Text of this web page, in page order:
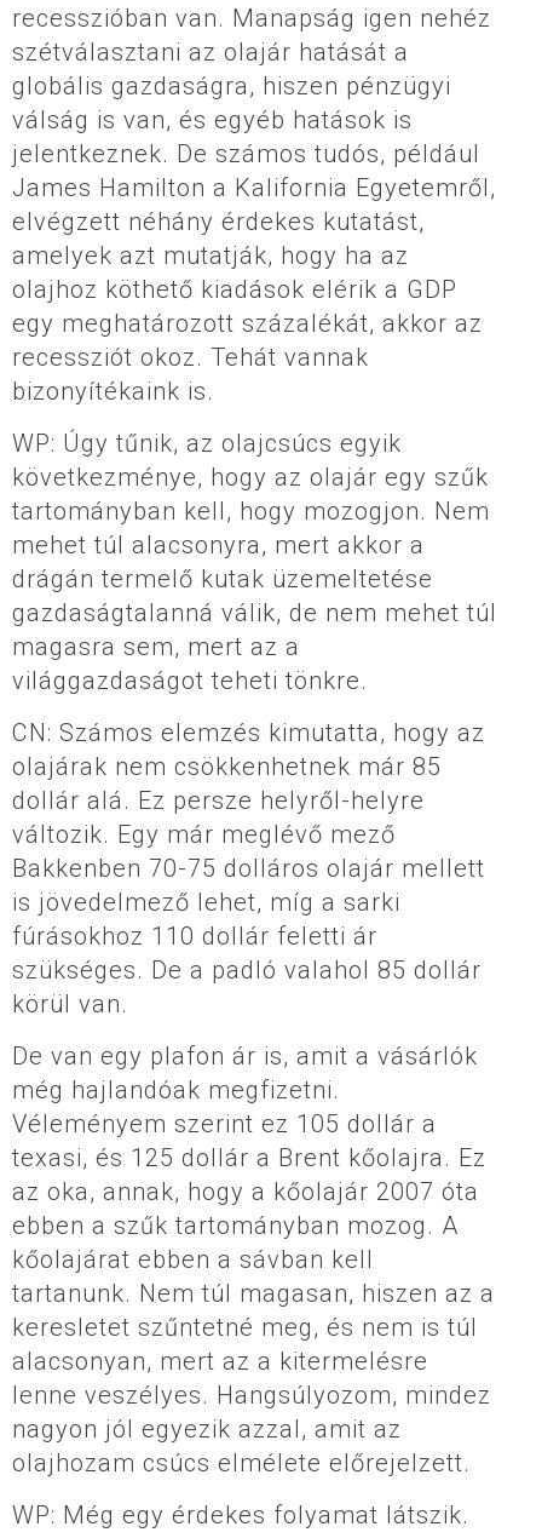
recesszióban van. Manapság igen nehéz
szétválasztani az olajár hatását a
globális gazdaságra, hiszen pénzügyi
válság is van, és egyéb hatások is
jelentkeznek. De számos tudós, például
James Hamilton a Kalifornia Egyetemről,
elvégzett néhány érdekes kutatást,
amelyek azt mutatják, hogy ha az
olajhoz köthető kiadások elérik a GDP
egy meghatározott százalékát, akkor az
recessziót okoz. Tehát vannak
bizonyítékaink is.
WP: Úgy tűnik, az olajcsúcs egyik
következménye, hogy az olajár egy szűk
tartományban kell, hogy mozogjon. Nem
mehet túl alacsonyra, mert akkor a
drágán termelő kutak üzemeltetése
gazdaságtalanná válik, de nem mehet túl
magasra sem, mert az a
világgazdaságot teheti tönkre.
CN: Számos elemzés kimutatta, hogy az
olajárak nem csökkenhetnek már 85
dollár alá. Ez persze helyről-helyre
változik. Egy már meglévő mező
Bakkenben 70-75 dolláros olajár mellett
is jövedelmező lehet, míg a sarki
fúrásokhoz 110 dollár feletti ár
szükséges. De a padló valahol 85 dollár
körül van.
De van egy plafon ár is, amit a vásárlók
még hajlandóak megfizetni.
Véleményem szerint ez 105 dollár a
texasi, és 125 dollár a Brent kőolajra. Ez
az oka, annak, hogy a kőolajár 2007 óta
ebben a szűk tartományban mozog. A
kőolajárat ebben a sávban kell
tartanunk. Nem túl magasan, hiszen az a
keresletet szűntetné meg, és nem is túl
alacsonyan, mert az a kitermelésre
lenne veszélyes. Hangsúlyozom, mindez
nagyon jól egyezik azzal, amit az
olajhozam csúcs elmélete előrejelzett.
WP: Még egy érdekes folyamat látszik.